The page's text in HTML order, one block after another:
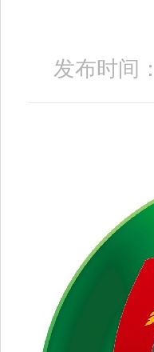
发布时